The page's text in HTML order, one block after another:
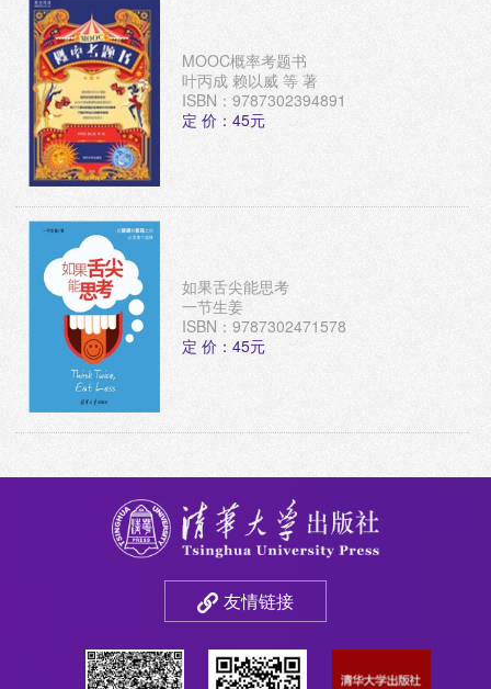
MOOC概率考题书
叶丙成 赖以威 等 著
ISBN：9787302394891
定 价：45元
如果舌尖能思考
一节生姜
ISBN：9787302471578
定 价：45元
友情链接